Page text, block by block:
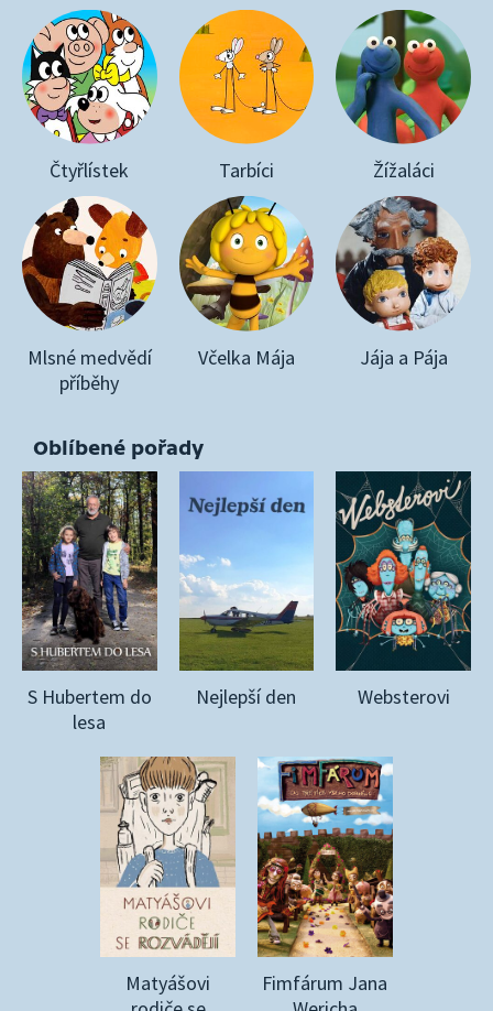
Čtyřlístek Tarbíci Žížaláci
Mlsné medvědí
příběhy
Včelka Mája Jája a Pája
Oblíbené pořady
S Hubertem do
lesa
Nejlepší den Websterovi
Matyášovi
Fimfárum Jana